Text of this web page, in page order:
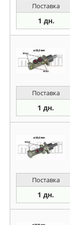
Поставка
1 дн.
Поставка
1 дн.
Поставка
1 дн.